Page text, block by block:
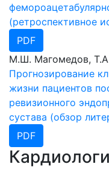
(ретроспективное
PDF
М.Ш. Магомедов,
Прогнозирование
жизни пациентов
ревизионного
сустава (обзор
PDF